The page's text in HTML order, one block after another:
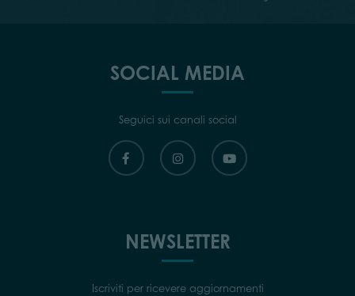
SOCIAL MEDIA
Seguici sui canali social
NEWSLETTER
Iscriviti per ricevere aggiornamenti